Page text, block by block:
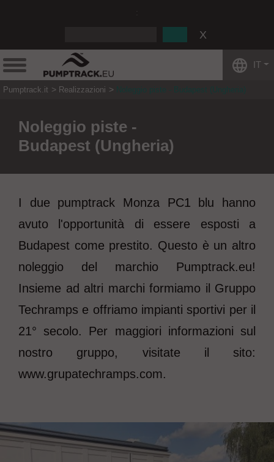
IT
Pumptrack.it Realizzazioni Noleggio piste - Budapest (Ungheria)
Noleggio piste -
Budapest (Ungheria)
I due pumptrack Monza PC1 blu hanno
avuto l'opportunità di essere esposti a
Budapest come prestito. Questo è un altro
noleggio del marchio Pumptrack.eu!
Insieme ad altri marchi formiamo il Gruppo
Techramps e offriamo impianti sportivi per il
21° secolo. Per maggiori informazioni sul
nostro gruppo, visitate il sito:
www.grupatechramps.com.